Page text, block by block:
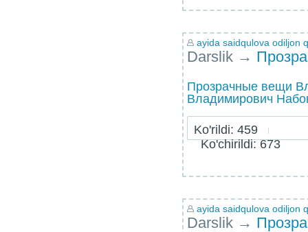
ayida saidqulova odiljon
Darslik →
Прозрачные вещи
Владимирович
Ko'rildi: 459
Ko'chirildi: 673
ayida saidqulova odiljon
Darslik →